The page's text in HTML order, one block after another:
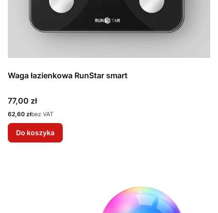
Waga łazienkowa RunStar smart
Cena
77,00 zł
Cena
62,60 złbez VAT
Do koszyka